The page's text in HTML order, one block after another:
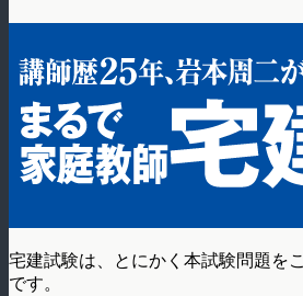
宅建試験は、とにかく本試験問題を
です。